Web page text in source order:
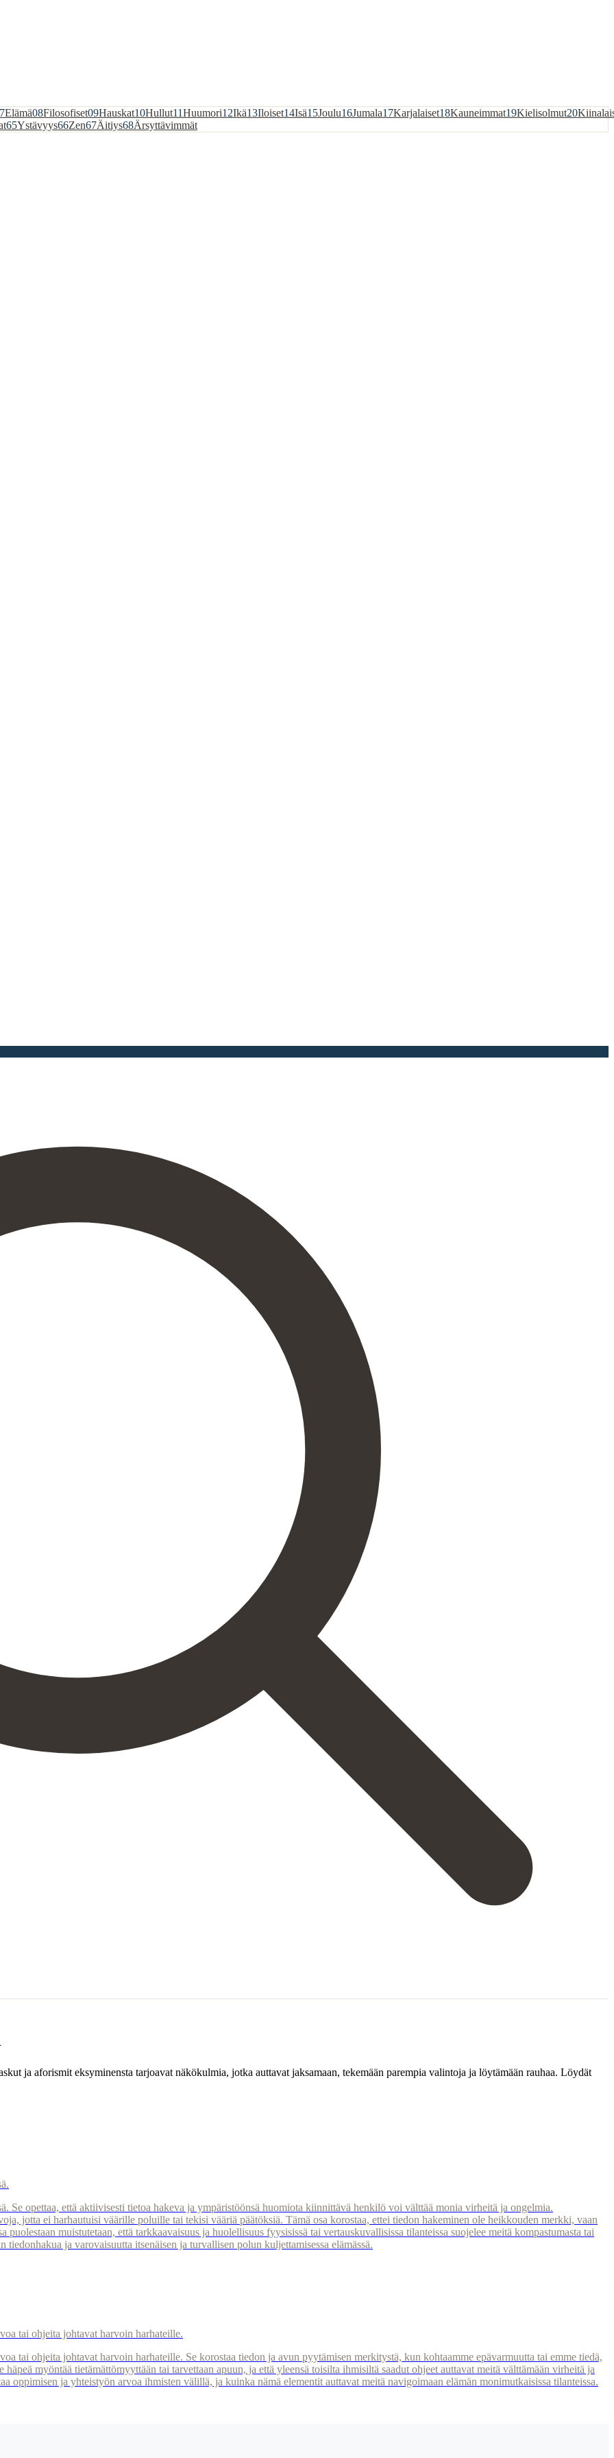
Elämä08Filosofiset09Hauskat10Hullut11Huumori12Ikä13Iloiset14Isä15Joulu16Jumala17Karjalaiset18Kauneimmat19Kielisolmut20
65Ystävyys66Zen67Äitiys68Ärsyttävimmät
ja aforismit eksyminensta tarjoavat näkökulmia, jotka auttavat jaksamaan, tekemään parempia valintoja ja löytämään rauhaa. Löydät
Se opettaa, että aktiivisesti tietoa hakeva ja ympäristöönsä huomiota kiinnittävä henkilö voi välttää monia virheitä ja ongelmia.
jotta ei harhautuisi väärille poluille tai tekisi vääriä päätöksiä. Tämä osa korostaa, ettei tiedon hakeminen ole heikkouden merkki, vaan
puolestaan muistutetaan, että tarkkaavaisuus ja huolellisuus fyysisissä tai vertauskuvallisissa tilanteissa suojelee meitä kompastumasta tai
tiedonhakua ja varovaisuutta itsenäisen ja turvallisen polun kuljettamisessa elämässä.
tai ohjeita johtavat harvoin harhateille.
tai ohjeita johtavat harvoin harhateille. Se korostaa tiedon ja avun pyytämisen merkitystä, kun kohtaamme epävarmuutta tai emme tiedä,
myöntää tietämättömyyttään tai tarvettaan apuun, ja että yleensä toisilta ihmisiltä saadut ohjeet auttavat meitä välttämään virheitä ja
oppimisen ja yhteistyön arvoa ihmisten välillä, ja kuinka nämä elementit auttavat meitä navigoimaan elämän monimutkaisissa tilanteissa.